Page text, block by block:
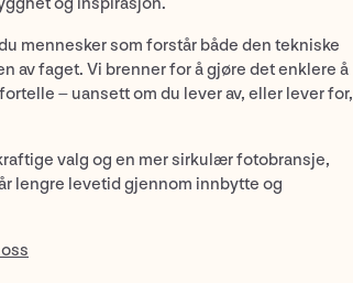
mennesker som forstår både den tekniske
av faget. Vi brenner for å gjøre det enklere å
– uansett om du lever av, eller lever for,
valg og en mer sirkulær fotobransje,
lengre levetid gjennom innbytte og